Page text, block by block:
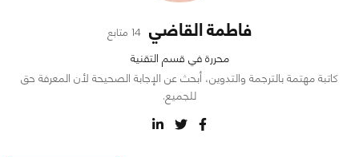
فاطمة القاضي 14 متابع
محررة في قسم التقنية
كاتبة مهتمة بالترجمة والتدوين، أبحث عن الإجابة الصحيحة لأن المعرفة حق
للجميع.